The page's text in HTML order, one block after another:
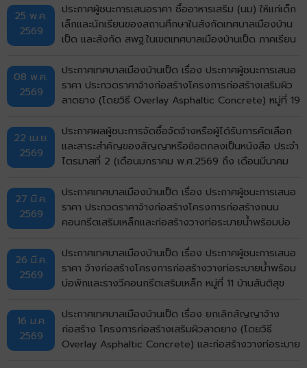
จำนวน 5 คัน ด้วยวิธีประกวดราคาอิเล็กทรอนิกส์ (e-
bidding) ประกาศประกวดราคา
25 พ.ค.
2569
ประกาศผู้ชนะการเสนอราคา ซื้ออาหารเสริม (นม) ให้แก่เด็ก
เล็กและนักเรียนของสถานศึกษาในสังกัดเทศบาลเมืองบ้าน
เป็ด และสังกัด สพฐ.ในเขตเทศบาลเมืองบ้านเป็ด ภาคเรียน
08 พ.ค.
2569
ประกาศเทศบาลเมืองบ้านเป็ด เรื่อง ประกาศผู้ชนะการเสนอ
ราคา ประกวดราคาจ้างก่อสร้างโครงการก่อสร้างเสริมผิว
ลาดยาง (โดยวิธี Overlay Asphaltic Concrete) หมู่ที่ 19
เมืองขอนแก่น จังหวัดขอนแก่น ด้วยวิธีประกวดราคาอิเล็ก
ทรอกนิกส์ (e-bidding)
22 เม.ย.
2569
ประกาศผลผู้ชนะการจัดซื้อจัดจ้างหรือผู้ได้รับการคัดเลือก
และสาระสำคัญของสัญญาหรือข้อตกลงเป็นหนังสือ ประจำ
ไตรมาสที่ 2 (เดือนมกราคม พ.ศ.2569 ถึง เดือนมีนาคม
27 มี.ค.
2569
ประกาศเทศบาลเมืองบ้านเป็ด เรื่อง ประกาศผู้ชนะการเสนอ
ราคา ประกวดราคาจ้างก่อสร้างโครงการก่อสร้างถนน
คอนกรีตเสริมเหล็กและก่อสร้างวางท่อระบายน้ำพร้อมบ่อ
(หน้าศาลาอเนกประสงค์สามแยก ถึงบ้านนางสุพร) ตำบล
บ้านเป็ด อำเภอเมืองขอนแก่น จังหวัดขอนแก่น ด้วยวิธี
ประกวดราคาอิเล็กทรอนิกส์ (e-bidding)
26 มี.ค.
2569
ประกาศเทศบาลเมืองบ้านเป็ด เรื่อง ประกาศผู้ชนะการเสนอ
ราคา จ้างก่อสร้างโครงการก่อสร้างวางท่อระบายน้ำพร้อม
บ่อพักและรางวีคอนกรีตเสริมเหล็ก หมู่ที่ 11 บ้านสันติสุข
ขอนแก่น โดยวิธีคัดเลือก
16 ม.ค
2569
ประกาศเทศบาลเมืองบ้านเป็ด เรื่อง ยกเลิกสัญญาจ้าง
ก่อสร้าง โครงการก่อสร้างเสริมผิวลาดยาง (โดยวิธี
Overlay Asphaltic Concrete) และก่อสร้างวางท่อระบาย